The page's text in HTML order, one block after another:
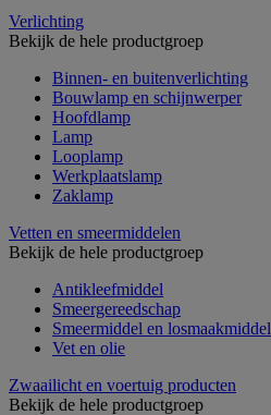
Verlichting
Bekijk de hele productgroep
Binnen- en buitenverlichting
Bouwlamp en schijnwerper
Hoofdlamp
Lamp
Looplamp
Werkplaatslamp
Zaklamp
Vetten en smeermiddelen
Bekijk de hele productgroep
Antikleefmiddel
Smeergereedschap
Smeermiddel en losmaakmiddel
Vet en olie
Zwaailicht en voertuig producten
Bekijk de hele productgroep